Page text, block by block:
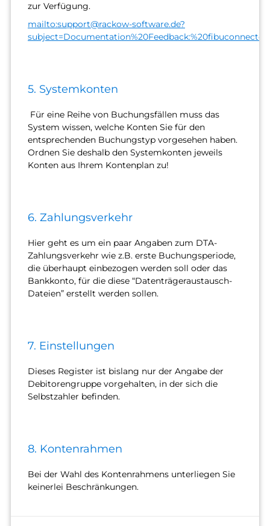
zur Verfügung.
mailto:support@rackow-software.de?
5. Systemkonten
Für eine Reihe von Buchungsfällen muss das
System wissen, welche Konten Sie für den
entsprechenden Buchungstyp vorgesehen haben.
Ordnen Sie deshalb den Systemkonten jeweils
Konten aus Ihrem Kontenplan zu!
6. Zahlungsverkehr
Hier geht es um ein paar Angaben zum DTA-
Zahlungsverkehr wie z.B. erste Buchungsperiode,
die überhaupt einbezogen werden soll oder das
Bankkonto, für die diese “Datenträgeraustausch-
Dateien” erstellt werden sollen.
7. Einstellungen
Dieses Register ist bislang nur der Angabe der
Debitorengruppe vorgehalten, in der sich die
Selbstzahler befinden.
8. Kontenrahmen
Bei der Wahl des Kontenrahmens unterliegen Sie
keinerlei Beschränkungen.